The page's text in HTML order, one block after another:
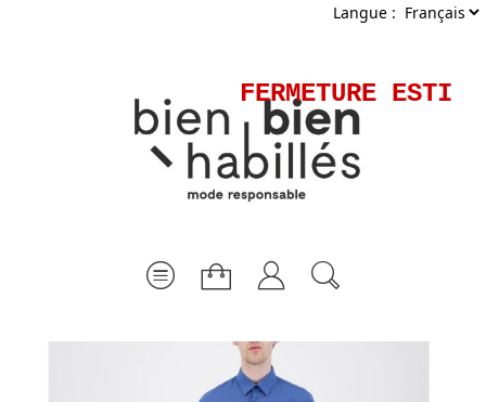
Langue :
FERMETURE